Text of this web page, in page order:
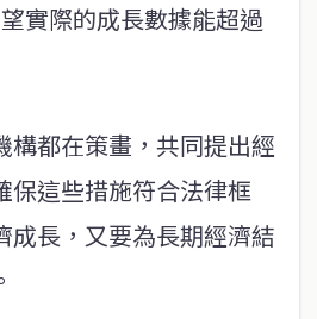
實際的成長數據能超過
構都在策畫，共同提出經
保這些措施符合法律框
成長，又要為長期經濟結